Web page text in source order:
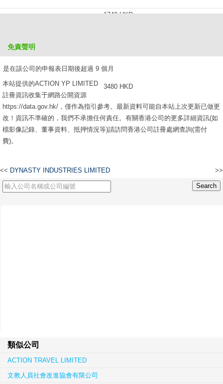
1740 HKD
是在該公司的申報表日期後超過 9 個月
3480 HKD
免責聲明
本站提供的ACTION YP LIMITED
註冊資訊收集于網路公開資源
https://data.gov.hk/，僅作為指引參考。最新資料可能自本站上次更新已做更
改！資訊不準確的，我們不承擔任何責任。有關香港公司的更多詳細資訊(如
檔影像記錄、董事資料、抵押情況等)請訪問香港公司註冊處網查詢(需付
費)。
<< DYNASTY INDUSTRIES LIMITED >>
類似公司
ACTION TRAVEL LIMITED
文教人員社會改進協會有限公司